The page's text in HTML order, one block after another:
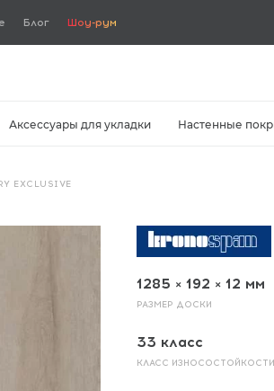
Блог Шоу-рум
Аксессуары для укладки Настенные
EXCLUSIVE
1285 × 192 × 12 мм
РАЗМЕР ДОСКИ
33 класс
КЛАСС ИЗНОСОСТОЙКОСТИ